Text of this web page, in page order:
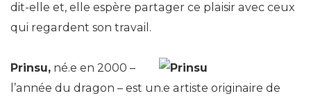
dit-elle et, elle espère partager ce plaisir avec ceux
qui regardent son travail.
Prinsu, né.e en 2000 –
l’année du dragon – est un.e artiste originaire de